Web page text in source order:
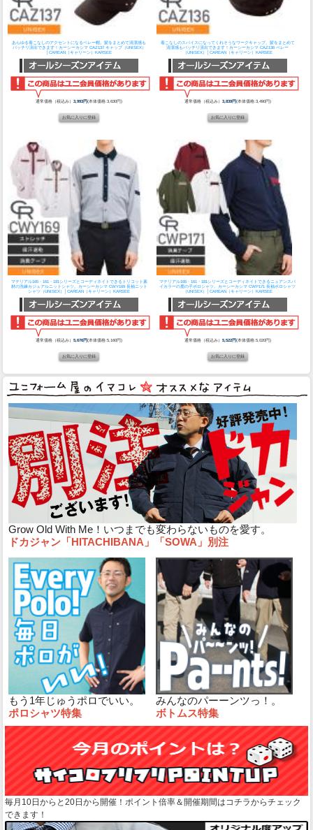
あらゆる着こなしのアクセントになるベレー帽。髪をまとめて清潔感も
バッチリ演出できます！ カーシーカシマ CAZ137 キャップ（UNISEX）
│CAREAN（キャリーン）KARSEE
通常価格（税込み）3,993円(本体価格:3,630円)
着こなしのスパイスになってくれそうなワークキャップ。髪をまとめて
清潔感もバッチリ演出できます！ カーシーカシマ CAZ136 ベレー
（UNISEX）│CAREAN（キャリーン）KARSEE
通常価格（税込み） 3,839円(本体価格:3,490円)
マテリアル165・161・181シリーズとコーディネイトできるトリコット素
材の洗練カジュアルニットシャツ。
カーシーカシマ CWY169 長袖ニット
シャツ（UNISEX）│CAREAN（キャリーン）KARSEE
通常価格（税込み）5,676円(本体価格:5,160円)
マテリアル165・161・181シリーズとコーディネイトできるニュアンスバ
イカラーの鹿の子ポロシャツ。 カーシーカシマ CWP171 長袖ポロシャツ
（UNISEX）│CAREAN（キャリーン）KARSEE
通常価格（税込み） 5,522円(本体価格:5,020円)
Grow Old With Me！いつまでも変わらないものを愛す。
ドカジャン「HITACHIBANA」「SOWA」別注
もう1年じゅうポロでいい。
ポロシャツ特集
みんなのパーーンツっ！。
ボトムス特集
毎月10日からと20日から開催！ポイント倍率＆開催期間はコチラからチェック
できます！